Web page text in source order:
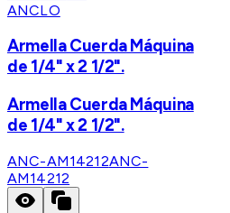
ANCLO
Armella Cuerda Máquina
de 1/4" x 2 1/2".
Armella Cuerda Máquina
de 1/4" x 2 1/2".
ANC-AM14212ANC-
AM14212